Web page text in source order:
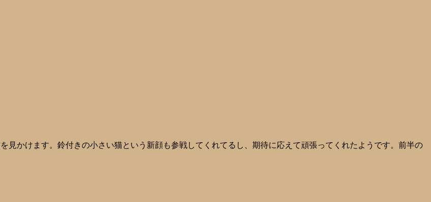
見かけます。鈴付きの小さい猫という新顔も参戦してくれてるし、期待に応えて頑張ってくれたようです。前半の